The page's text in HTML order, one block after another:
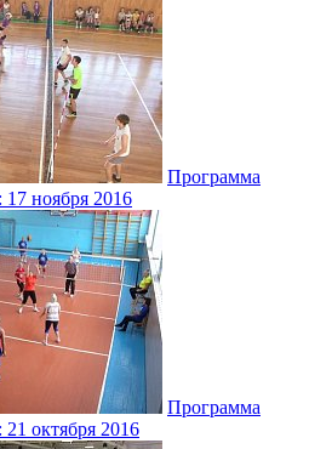
Программа
ноября 2016
Программа
октября 2016